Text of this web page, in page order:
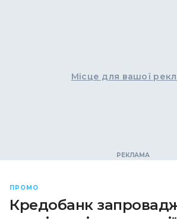
Місце для вашої
ПРОМО
Кредобанк